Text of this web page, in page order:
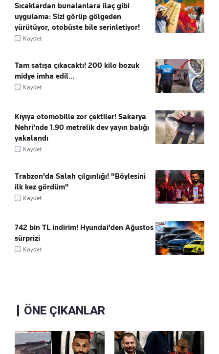
Sıcaklardan bunalanlara ilaç gibi
uygulama: Sizi görüp gölgeden
yürütüyor, otobüste bile serinletiyor!
Kaydet
Tam satışa çıkacaktı! 200 kilo bozuk
midye imha edil...
Kaydet
Kıyıya otomobille zor çektiler! Sakarya
Nehri'nde 1.90 metrelik dev yayın balığı
yakalandı
Kaydet
Trabzon'da Salah çılgınlığı! "Böylesini
ilk kez gördüm"
Kaydet
742 bin TL indirim! Hyundai'den Ağustos
sürprizi
Kaydet
ÖNE ÇIKANLAR